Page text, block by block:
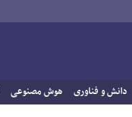
دانش و فناوری هوش مصنوعی